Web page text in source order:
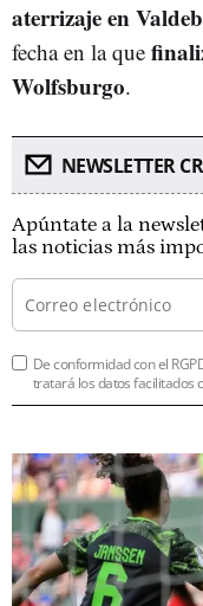
aterrizaje en
fecha en la que
Wolfsburgo.
NEWSLETTER
Apúntate a la
las noticias más
De conformidad con el
tratará los datos facilitados